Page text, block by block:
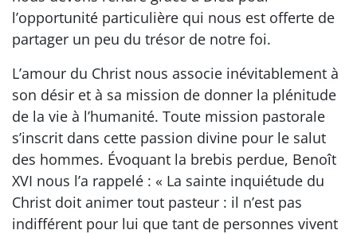
l’opportunité particulière qui nous est offerte de
partager un peu du trésor de notre foi.
L’amour du Christ nous associe inévitablement à
son désir et à sa mission de donner la plénitude
de la vie à l’humanité. Toute mission pastorale
s’inscrit dans cette passion divine pour le salut
des hommes. Évoquant la brebis perdue, Benoît
XVI nous l’a rappelé : « La sainte inquiétude du
Christ doit animer tout pasteur : il n’est pas
indifférent pour lui que tant de personnes vivent